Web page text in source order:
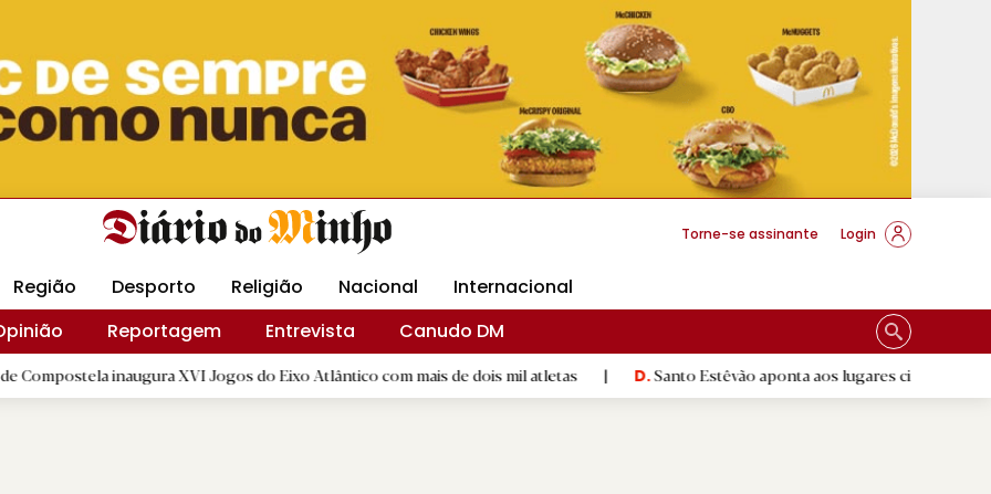
Revista Minha Gráfica DM Livraria DM Arquidiocese Braga
Torne-se assinante Login
Região Desporto Religião Nacional
Internacional
Reportagem Entrevista Canudo DM
inaugura XVI Jogos do Eixo Atlântico com mais de dois mil atletas | D.Santo Estêvão aponta aos lugares cimeiros da Honra